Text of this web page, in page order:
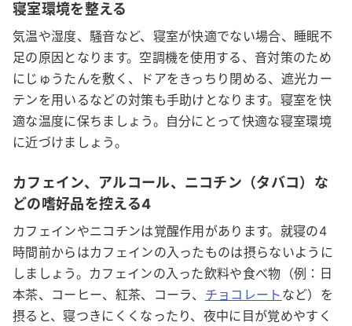
寝室環境を整える
気温や湿度、騒音など、寝室が快適でない場合、睡眠不
足の原因となります。空調機を使用する、⾳対策のため
にじゅうたんを敷く、ドアをきっちり閉める、遮光カー
テンを⽤いるなどの対策も⼿助けとなります。寝室を快
適な温度に保ちましょう。自分にとって快適な寝室環境
に近づけましょう。
カフェイン、アルコール、ニコチン（タバコ）な
どの嗜好品を控える4
カフェインやニコチンは覚醒作用があります。就寝の4
時間前からはカフェインの⼊ったものは摂らないように
しましょう。カフェインの⼊った飲料や⾷べ物（例：⽇
本茶、コーヒー、紅茶、コーラ、 チョコレート など）を
摂ると、寝つきにくくなったり、夜中に⽬が覚めやすく